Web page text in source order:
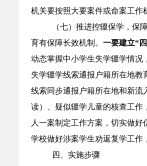
机关要按照大要案件或命案工作
（七）推进控辍保学，保
育有保障长效机制。 一要建立“
动态掌握中小学生失学辍学情况
失学辍学线索通报户籍所在地
线索同步通报户籍所在地和新流
读）、疑似辍学儿童的核查工作
人一案制定工作方案，切实做
学校做好涉案学生劝返复学工作
四、实施步骤